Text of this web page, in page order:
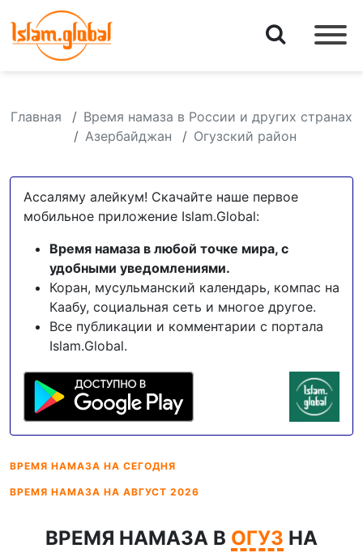
Главная
Время намаза в России и других странах
Азербайджан
Огузский район
Ассаляму алейкум! Скачайте наше первое
мобильное приложение Islam.Global:
Время намаза в любой точке мира, с
удобными уведомлениями.
Коран, мусульманский календарь, компас на
Каабу, социальная сеть и многое другое.
Все публикации и комментарии с портала
Islam.Global.
ВРЕМЯ НАМАЗА НА СЕГОДНЯ
ВРЕМЯ НАМАЗА НА АВГУСТ 2026
ВРЕМЯ НАМАЗА В ОГУЗ НА